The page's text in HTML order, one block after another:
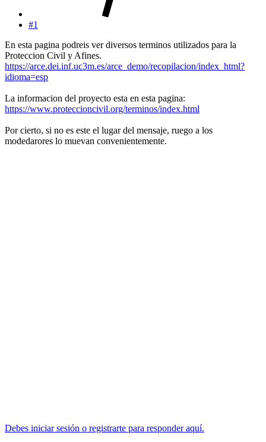
#1
En esta pagina podreis ver diversos terminos utilizados para la
Proteccion Civil y Afines.
https://arce.dei.inf.uc3m.es/arce_demo/recopilacion/index_html?
idioma=esp
La informacion del proyecto esta en esta pagina:
https://www.proteccioncivil.org/terminos/index.html
Por cierto, si no es este el lugar del mensaje, ruego a los
modedarores lo muevan convenientemente.
Debes iniciar sesión o registrarte para responder aquí.